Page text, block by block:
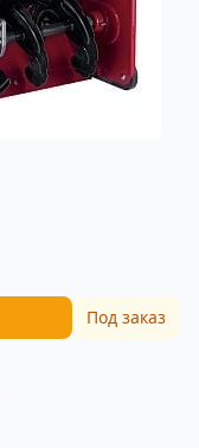
Под заказ